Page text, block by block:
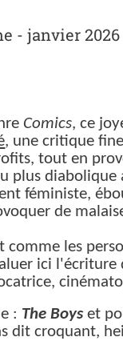
- janvier 2026
Comics, ce
, une critique
tout en
plus diabolique
féministe,
de
les
ici l'écriture
: The Boyset
dit croquant,